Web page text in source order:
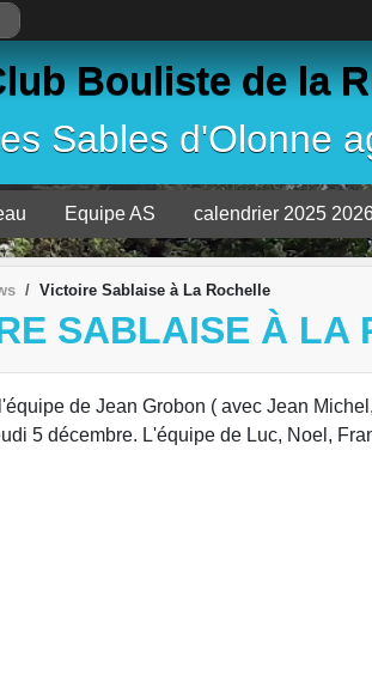
Bouliste de la
Sables d'Olonne
Equipe AS calendrier 2025
Victoire Sablaise à La Rochelle
SABLAISE À LA
de Jean Grobon ( avec Jean
5 décembre. L'équipe de Luc, Noel,
cookies